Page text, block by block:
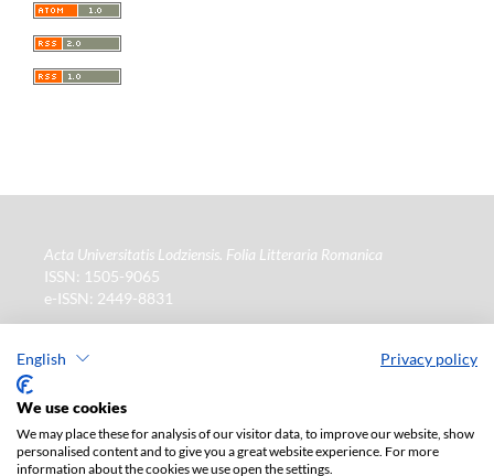
English Privacy policy
We use cookies
We may place these for analysis of our visitor data, to improve our website, show
personalised content and to give you a great website experience. For more
information about the cookies we use open the settings.
Acta Universitatis Lodziensis. Folia Litteraria Romanica
ISSN: 1505-9065
e-ISSN: 2449-8831
ul. Jana Matejki 34a, 90-237 Łódź
Biuro:journals@uni.lodz.pl
La version électronique de la revue est intégralement
disponible sur le site en Open Access : (lien)